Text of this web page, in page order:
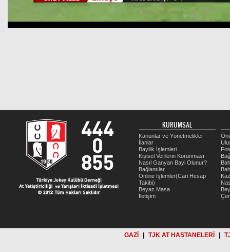
KURUMSAL
Kanunlar ve Yönetmelikler
İlanlar
Bayilik İşlemleri
Kişisel Verilerin Korunması
Nasıl Ganyan Bayi Olunur?
Bağlantılar
Online İşlemler(Cari Hesap
Takibi)
Beyaz Masa
İletişim
GAZİ TJK AT HASTANELERİ